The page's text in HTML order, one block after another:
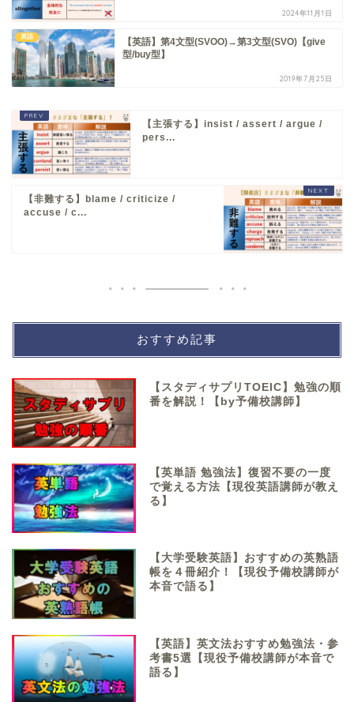
2024年11月1日
英語
【英語】第4文型(SVOO)→第3文型(SVO)【give
型/buy型】
2019年7月25日
【主張する】insist / assert / argue /
pers...
【非難する】blame / criticize /
accuse / c...
おすすめ記事
【スタディサプリTOEIC】勉強の順
番を解説！【by予備校講師】
【英単語 勉強法】復習不要の一度
で覚える方法【現役英語講師が教え
る】
【大学受験英語】おすすめの英熟語
帳を４冊紹介！【現役予備校講師が
本音で語る】
【英語】英文法おすすめ勉強法・参
考書5選【現役予備校講師が本音で
語る】